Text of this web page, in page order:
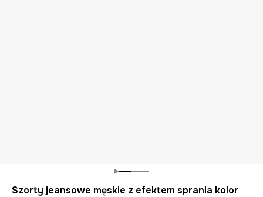
Szorty jeansowe męskie z efektem sprania kolor